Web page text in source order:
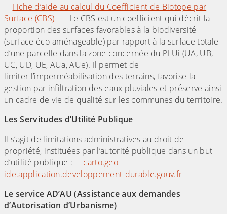
Fiche d’aide au calcul du Coefficient de Biotope par
Surface (CBS)– – Le CBS est un coefficient qui décrit la
proportion des surfaces favorables à la biodiversité
(surface éco-aménageable) par rapport à la surface totale
d’une parcelle dans la zone concernée du PLUi (UA, UB,
UC, UD, UE, AUa, AUe). Il permet de
limiter l’imperméabilisation des terrains, favorise la
gestion par infiltration des eaux pluviales et préserve ainsi
un cadre de vie de qualité sur les communes du territoire.
Les Servitudes d’Utilité Publique
Il s’agit de limitations administratives au droit de
propriété, instituées par l’autorité publique dans un but
d’utilité publique :
carto.geo-
ide.application.developpement-durable.gouv.fr
Le service AD’AU (Assistance aux demandes
d’Autorisation d’Urbanisme)